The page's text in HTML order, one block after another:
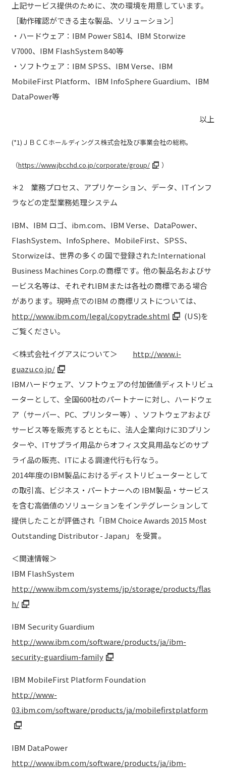
上記サービス提供のために、次の環境を用意しています。
［動作確認ができる主な製品、ソリューション］
・ハードウェア：IBM Power S814、IBM Storwize
V7000、IBM FlashSystem 840等
・ソフトウェア：IBM SPSS、IBM Verse、IBM
MobileFirst Platform、IBM InfoSphere Guardium、IBM
DataPower等
以上
(*1)ＪＢＣＣホールディングス株式会社及び事業会社の総称。
（https://www.jbcchd.co.jp/corporate/group/ ）
＊2 業務プロセス、アプリケーション、データ、ITインフ
ラなどの定型業務処理システム
IBM、IBM ロゴ、ibm.com、IBM Verse、DataPower、
FlashSystem、InfoSphere、MobileFirst、SPSS、
Storwizeは、世界の多くの国で登録されたInternational
Business Machines Corp.の商標です。他の製品名およびサ
ービス名等は、それぞれIBMまたは各社の商標である場合
があります。現時点でのIBM の商標リストについては、
http://www.ibm.com/legal/copytrade.shtml
(US)を
ご覧ください。
＜株式会社イグアスについて＞ http://www.i-
guazu.co.jp/
IBMハードウェア、ソフトウェアの付加価値ディストリビュ
ーターとして、全国600社のパートナーに対し、ハードウェ
ア（サーバー、PC、プリンター等）、ソフトウェアおよび
サービス等を販売するとともに、法人企業向けに3Dプリン
ターや、ITサプライ用品からオフィス文具用品などのサプ
ライ品の販売、ITによる調達代行も行なう。
2014年度のIBM製品におけるディストリビューターとして
の取引高、ビジネス・パートナーへの IBM製品・サービス
を含む高価値のソリューションをインテグレーションして
提供したことが評価され「IBM Choice Awards 2015 Most
Outstanding Distributor - Japan」 を受賞。
＜関連情報＞
IBM FlashSystem
http://www.ibm.com/systems/jp/storage/products/flas
h/
IBM Security Guardium
http://www.ibm.com/software/products/ja/ibm-
security-guardium-family
IBM MobileFirst Platform Foundation
http://www-
03.ibm.com/software/products/ja/mobilefirstplatform
IBM DataPower
http://www.ibm.com/software/products/ja/ibm-